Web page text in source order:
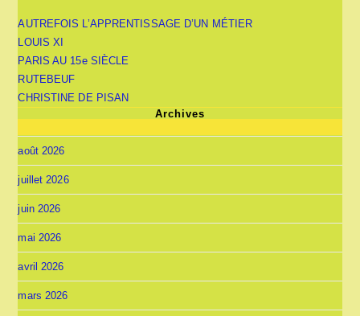
AUTREFOIS L’APPRENTISSAGE D’UN MÉTIER
LOUIS XI
PARIS AU 15e SIÈCLE
RUTEBEUF
CHRISTINE DE PISAN
Archives
août 2026
juillet 2026
juin 2026
mai 2026
avril 2026
mars 2026